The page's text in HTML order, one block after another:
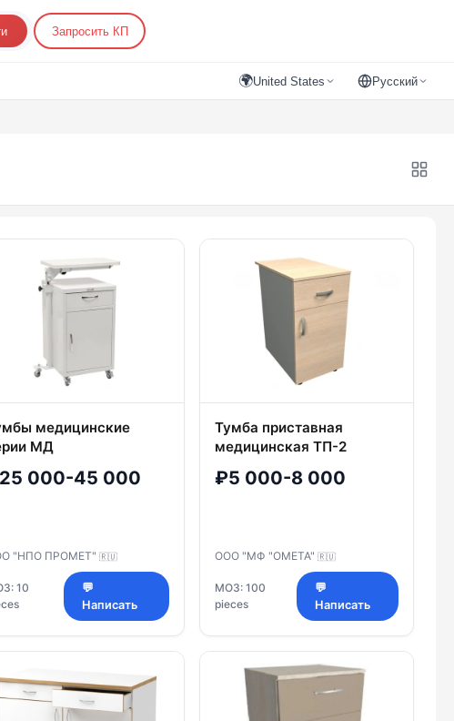
Запросить КП
🌍United States Русский
медицинские
МД
000-45 000
"НПО ПРОМЕТ" 🇷🇺
10
💬
Написать
Тумба приставная
медицинская ТП-2
₽5 000-8 000
ООО "МФ "ОМЕТА" 🇷🇺
МОЗ: 100
pieces
💬
Написать